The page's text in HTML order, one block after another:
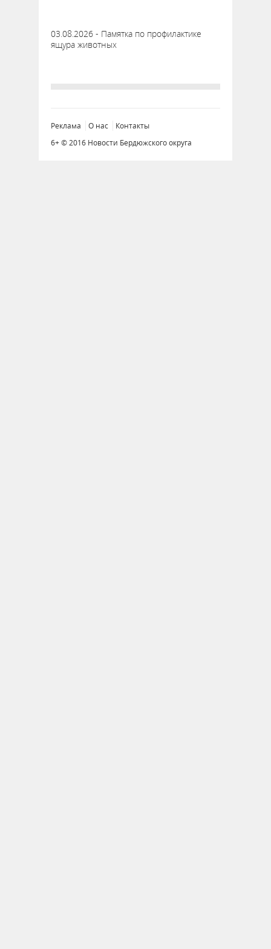
03.08.2026 - Памятка по профилактике
ящура животных
Реклама О нас
Контакты
6+ © 2016 Новости Бердюжского округа